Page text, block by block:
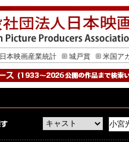
日本映画産業統計 城戸賞 米国ア